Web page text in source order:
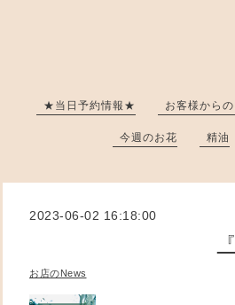
★当日予約情報★ お客様から
今週のお花 精油
2023-06-02 16:18:00
お店のNews